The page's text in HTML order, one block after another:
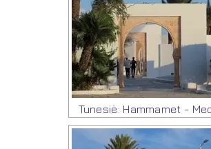
Tunesië: Hammamet -